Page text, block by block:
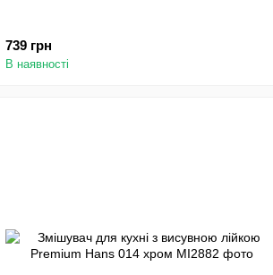
739 грн
В наявності